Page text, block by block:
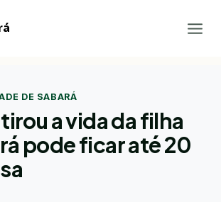
DE SABARÁ
a vida da filha
pode ficar até 20